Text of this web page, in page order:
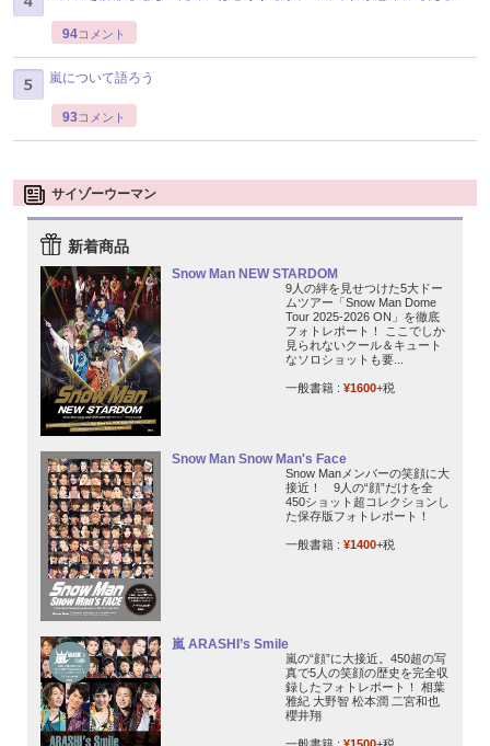
94コメント
嵐について語ろう
93コメント
サイゾーウーマン
新着商品
Snow Man NEW STARDOM
9人の絆を見せつけた5大ドー
ムツアー「Snow Man Dome
Tour 2025-2026 ON」を徹底
フォトレポート！ ここでしか
見られないクール＆キュート
なソロショットも要...
一般書籍 : ¥1600+税
Snow Man Snow Man's Face
Snow Manメンバーの笑顔に大
接近！ 9人の“顔”だけを全
450ショット超コレクションし
た保存版フォトレポート！
一般書籍 : ¥1400+税
嵐 ARASHI’s Smile
嵐の“顔”に大接近。450超の写
真で5人の笑顔の歴史を完全収
録したフォトレポート！ 相葉
雅紀 大野智 松本潤 二宮和也
櫻井翔